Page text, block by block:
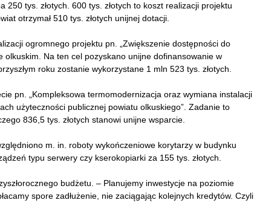
tys. złotych. 600 tys. złotych to koszt realizacji projektu
otrzymał 510 tys. złotych unijnej dotacji.
ogromnego projektu pn. „Zwiększenie dostępności do
Na ten cel pozyskano unijne dofinansowanie w
roku zostanie wykorzystane 1 mln 523 tys. złotych.
pn. „Kompleksowa termomodernizacja oraz wymiana instalacji
użyteczności publicznej powiatu olkuskiego”. Zadanie to
836,5 tys. złotych stanowi unijne wsparcie.
m. in. roboty wykończeniowe korytarzy w budynku
typu serwery czy kserokopiarki za 155 tys. złotych.
budżetu. – Planujemy inwestycje na poziomie
spore zadłużenie, nie zaciągając kolejnych kredytów. Czyli